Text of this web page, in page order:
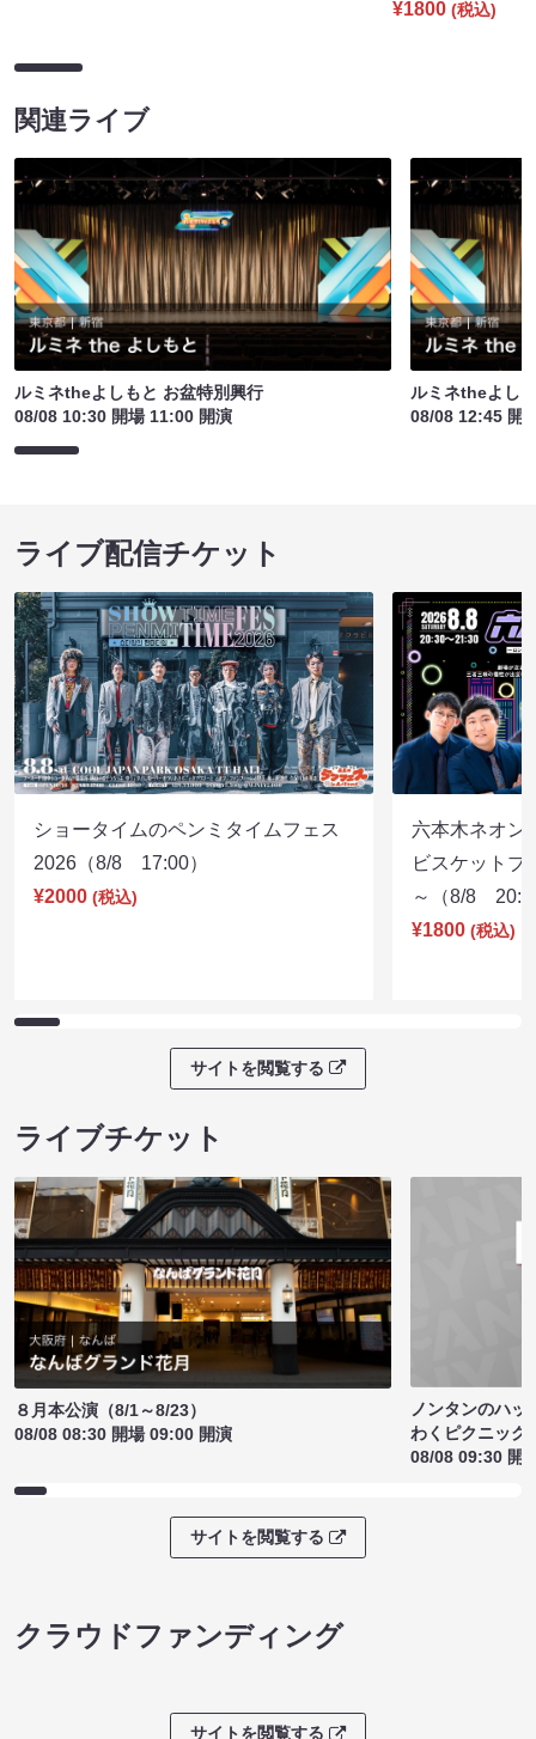
¥1800 (税込)
関連ライブ
ルミネtheよしもと お盆特別興行
08/08 10:30 開場 11:00 開演
ルミネtheよし
08/08 12:45 開
ライブ配信チケット
ショータイムのペンミタイムフェス
2026（8/8 17:00）
¥2000 (税込)
六本木ネオン
ビスケットブ
～（8/8
¥1800 (税込)
サイトを閲覧する
ライブチケット
８月本公演（8/1～8/23）
08/08 08:30 開場 09:00 開演
ノンタンのハッ
わくピクニック
08/08 09:30 開
サイトを閲覧する
クラウドファンディング
サイトを閲覧する